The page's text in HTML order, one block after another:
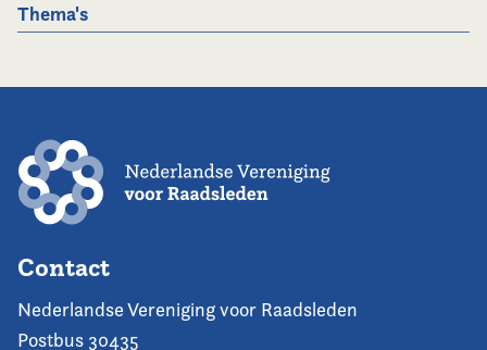
Thema's
Contact
Nederlandse Vereniging voor Raadsleden
Postbus 30435